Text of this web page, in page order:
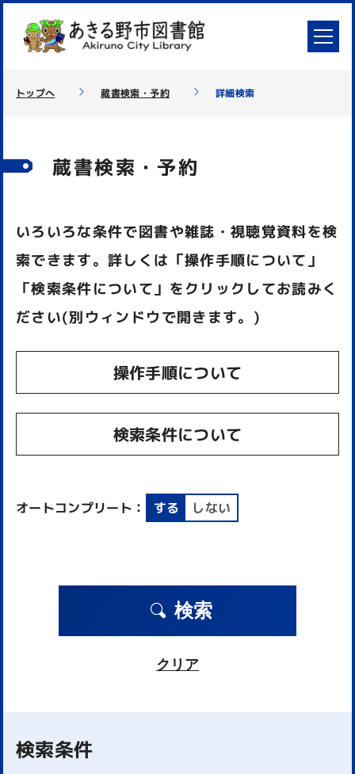
トップへ 蔵書検索・予約 詳細検索
蔵書検索・予約
いろいろな条件で図書や雑誌・視聴覚資料を検
索できます。詳しくは「操作手順について」
「検索条件について」をクリックしてお読みく
ださい(別ウィンドウで開きます。)
操作手順について
検索条件について
オートコンプリート： する しない
検索
クリア
検索条件